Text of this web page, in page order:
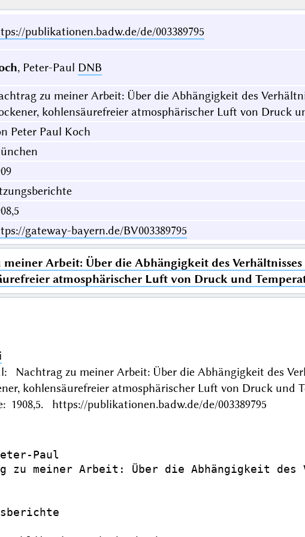
publikationen.badw.de/de/003389795
, Peter-Paul DNB
zu meiner Arbeit: Über die Abhängigkeit des
kohlensäurefreier atmosphärischer Luft von Druck
Peter Paul Koch
gateway-bayern.de/BV003389795
meiner Arbeit: Über die Abhängigkeit des
atmosphärischer Luft von Druck und
Nachtrag zu meiner Arbeit: Über die Abhängigkeit des
kohlensäurefreier atmosphärischer Luft von Druck
1908,5. https://publikationen.badw.de/de/003389795
Paul
zu meiner Arbeit: Über die Abhängigkeit des